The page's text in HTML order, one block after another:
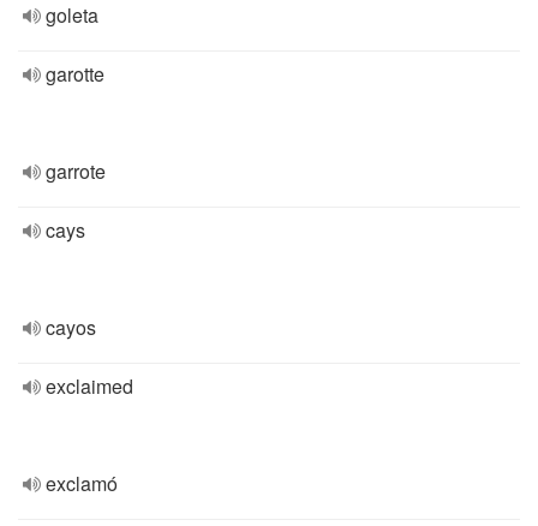
goleta
garotte
garrote
cays
cayos
exclaimed
exclamó